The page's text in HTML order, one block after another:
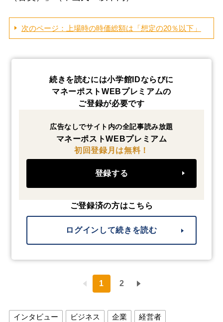
次のページ：上場時の時価総額は「想定の20％以下」
続きを読むには小学館IDならびに
マネーポストWEBプレミアムの
ご登録が必要です
広告なしでサイト内の全記事読み放題
マネーポストWEBプレミアム
初回登録月は無料！
登録する
ご登録済の方はこちら
ログインして続きを読む
1 2
インタビュー ビジネス 企業 経営者